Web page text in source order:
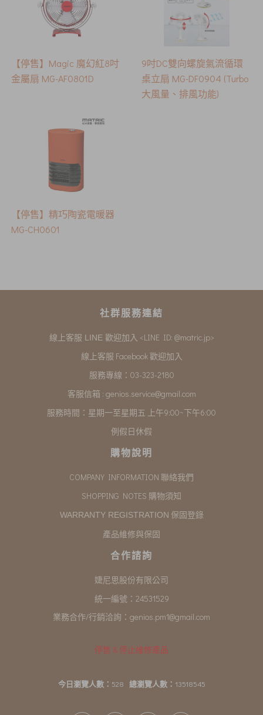
【停售】Magic 魔幻紅8吋
金屬扇 MG-AF0801D
9吋DC雙向螺旋氣流循環
桌立扇 MG-DF0904 (Turbo
大風量、排風功能)
【停售】精巧陶瓷電暖器
MG-CH0601
社群服務連結
線上客服 LINE 歡迎加入 <LINE ID: @matric.jp>
線上客服 Facebook 歡迎加入
服務專線：03-323-2180
客服信箱 : genios.service@gmail.com
服務時間：星期一至星期五 上午9:00~下午6:00
例假日休假
購物說明
COMPANY INFORMATION 聯絡我們
SHOPPING NOTES 購物須知
WARRANTY REGISTRATION 保固登錄
產品維修與保固
合作諮詢
婕尼思股份有限公司
統一編號：24531529
業務合作/行銷洽詢： genios.pm1@gmail.com
停售 & 停止維修產品
今日瀏覽人數： 528 總瀏覽人數： 13518545